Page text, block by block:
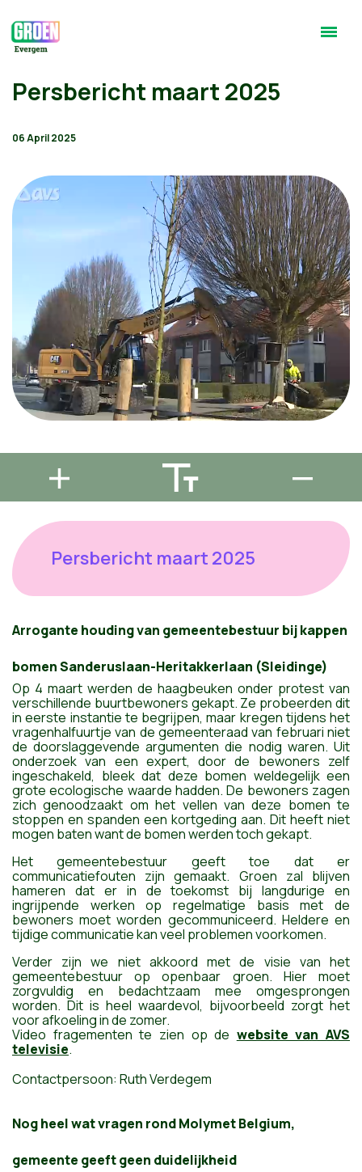
Persbericht maart 2025
06 April 2025
Persbericht maart 2025
Arrogante houding van gemeentebestuur bij kappen
bomen Sanderuslaan-Heritakkerlaan (Sleidinge)
Op 4 maart werden de haagbeuken onder protest van
verschillende buurtbewoners gekapt. Ze probeerden dit
in eerste instantie te begrijpen, maar kregen tijdens het
vragenhalfuurtje van de gemeenteraad van februari niet
de doorslaggevende argumenten die nodig waren. Uit
onderzoek van een expert, door de bewoners zelf
ingeschakeld, bleek dat deze bomen weldegelijk een
grote ecologische waarde hadden. De bewoners zagen
zich genoodzaakt om het vellen van deze bomen te
stoppen en spanden een kortgeding aan. Dit heeft niet
mogen baten want de bomen werden toch gekapt.
Het gemeentebestuur geeft toe dat er
communicatiefouten zijn gemaakt. Groen zal blijven
hameren dat er in de toekomst bij langdurige en
ingrijpende werken op regelmatige basis met de
bewoners moet worden gecommuniceerd. Heldere en
tijdige communicatie kan veel problemen voorkomen.
Verder zijn we niet akkoord met de visie van het
gemeentebestuur op openbaar groen. Hier moet
zorgvuldig en bedachtzaam mee omgesprongen
worden. Dit is heel waardevol, bijvoorbeeld zorgt het
voor afkoeling in de zomer.
Video fragementen te zien op de website van AVS
televisie.
Contactpersoon: Ruth Verdegem
Nog heel wat vragen rond Molymet Belgium,
gemeente geeft geen duidelijkheid